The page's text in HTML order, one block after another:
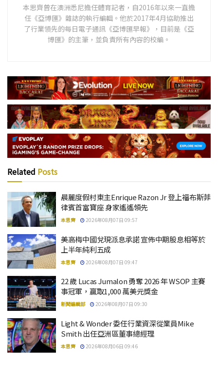
本思齊曾在澳洲悉尼擔任體育記者，自2016年以來一直擔
任《亞博匯》雜誌的執行編輯。他於2017年4月協助推出
了行業領先的每日電子通訊《亞博匯早報》，目前是《亞
博匯》的主筆，並負責所有內容的校編。
Related Posts
晨麗度假村東主Enrique Razon Jr 登上福布斯菲
律賓首富寶座 身家遙遙領先
本思齊 2026年08月07日 09:57
美高梅中國兌現派息承諾 宣佈中期股息相等於
上半年純利五成
本思齊 2026年08月07日 09:47
22 歲 Lucas Jumalon 勇奪 2026 年 WSOP 主賽
事冠軍，贏取1,000 萬美元獎金
新聞編輯部 2026年08月07日 09:30
Light & Wonder 委任行業資深從業員Mike
Smith 出任亞洲區董事總經理
本思齊 2026年08月06日 09:46